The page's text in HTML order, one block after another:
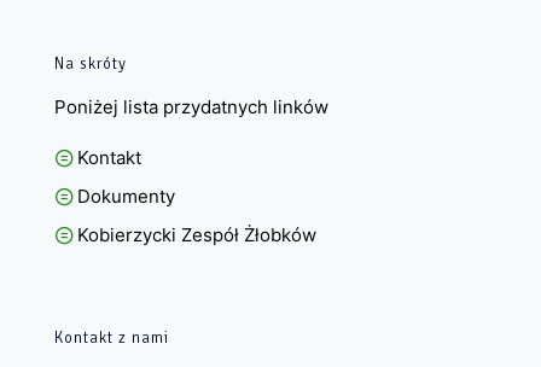
Na skróty
Poniżej lista przydatnych linków
Kontakt
Dokumenty
Kobierzycki Zespół Żłobków
Kontakt z nami